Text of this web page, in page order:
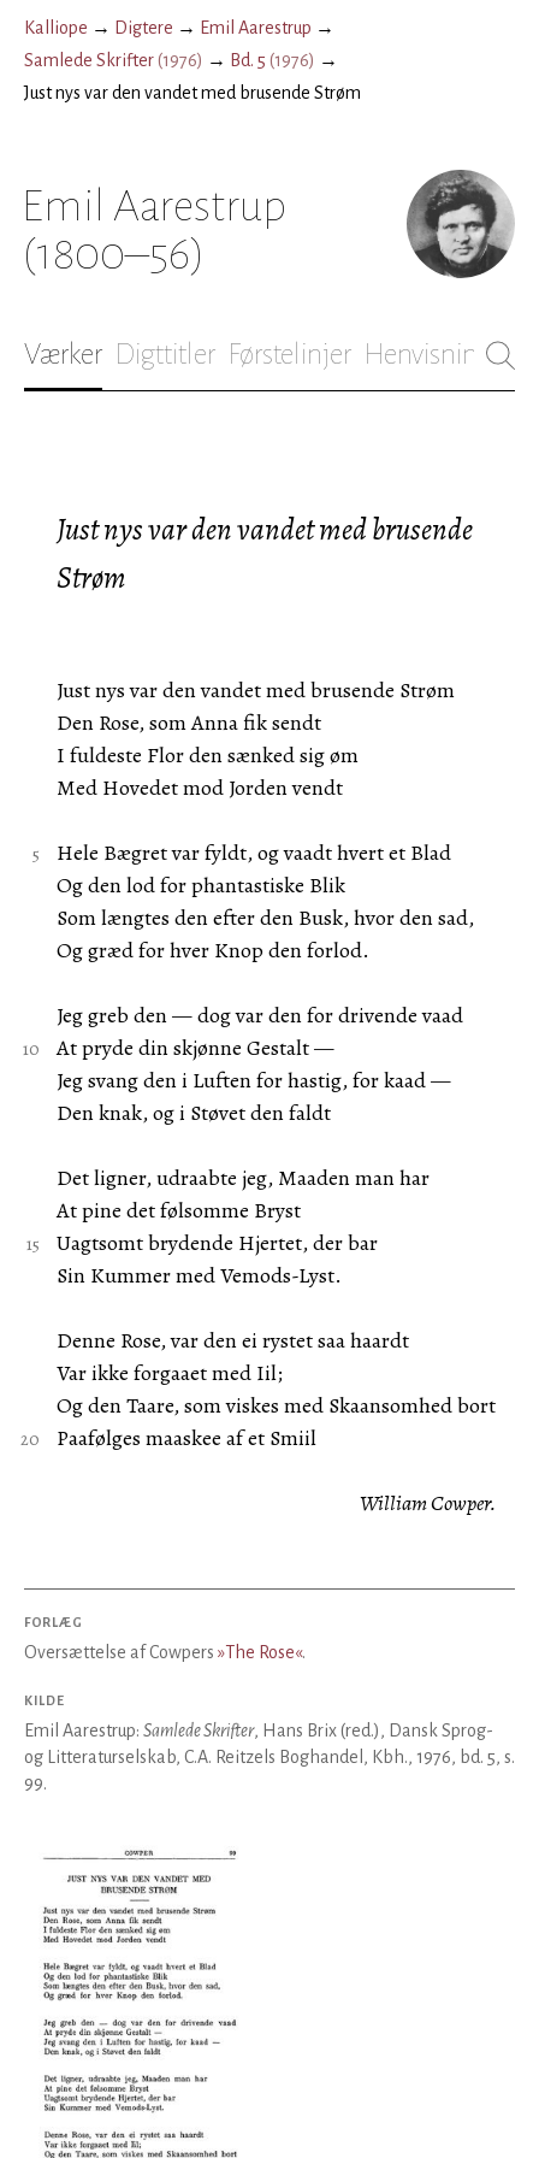
Kalliope → Digtere → Emil Aarestrup →
Samlede Skrifter(1976) → Bd. 5 (1976) →
Just nys var den vandet med brusende Strøm
Emil Aarestrup
(1800–56)
Værker Digttitler Førstelinjer Henvisninger
Just nys var den vandet med brusende
Strøm
Just nys var den vandet med brusende Strøm
Den Rose, som Anna fik sendt
I fuldeste Flor den sænked sig øm
Med Hovedet mod Jorden vendt
Hele Bægret var fyldt, og vaadt hvert et Blad
Og den lod for phantastiske Blik
Som længtes den efter den Busk, hvor den sad,
Og græd for hver Knop den forlod.
Jeg greb den — dog var den for drivende vaad
At pryde din skjønne Gestalt —
Jeg svang den i Luften for hastig, for kaad —
Den knak, og i Støvet den faldt
Det ligner, udraabte jeg, Maaden man har
At pine det følsomme Bryst
Uagtsomt brydende Hjertet, der bar
Sin Kummer med Vemods-Lyst.
Denne Rose, var den ei rystet saa haardt
Var ikke forgaaet med Iil;
Og den Taare, som viskes med Skaansomhed bort
Paafølges maaskee af et Smiil
William Cowper.
FORLÆG
Oversættelse af Cowpers »The Rose«.
KILDE
Emil Aarestrup: Samlede Skrifter, Hans Brix (red.), Dansk Sprog-
og Litteraturselskab, C.A. Reitzels Boghandel, Kbh., 1976, bd. 5, s.
99.